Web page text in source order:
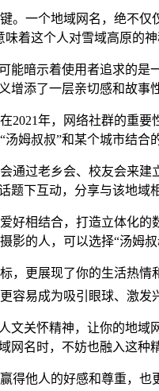
。一个地域网名，绝不
着这个人对雪域高原的
能暗示着使用者追求的
增添了一层亲切感和故事
2021年，网络社群的重
姆叔叔”和某个城市结合
通过老乡会、校友会来
题下互动，分享与该地域
好相结合，打造立体化
影的人，可以选择“汤姆
，更展现了你的生活热
容易成为吸引眼球、激发
文关怀精神，让你的地
网名时，不妨也融入这
得他人的好感和尊重，